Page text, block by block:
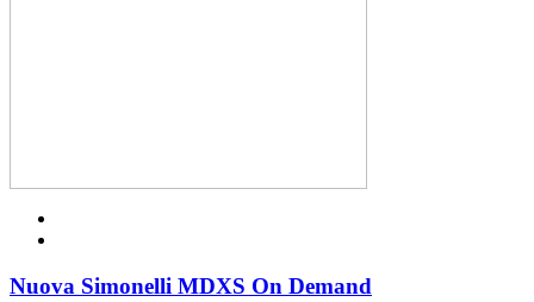
Nuova Simonelli MDXS On Demand